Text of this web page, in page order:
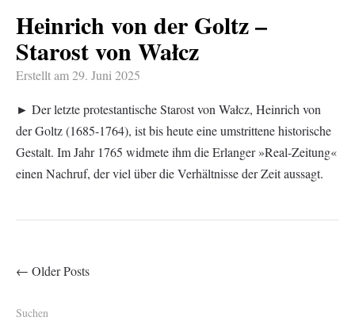
Heinrich von der Goltz –
Starost von Wałcz
Erstellt am29. Juni 2025
► Der letzte protestantische Starost von Wałcz, Heinrich von
der Goltz (1685-1764), ist bis heute eine umstrittene historische
Gestalt. Im Jahr 1765 widmete ihm die Erlanger »Real-Zeitung«
einen Nachruf, der viel über die Verhältnisse der Zeit aussagt.
← Older Posts
Suchen